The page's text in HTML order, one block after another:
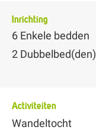
Inrichting
6 Enkele bedden
2 Dubbelbed(den)
Activiteiten
Wandeltocht